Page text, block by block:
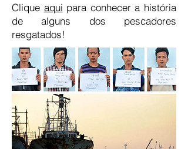
Clique aqui para conhecer a história
de alguns dos pescadores
resgatados!